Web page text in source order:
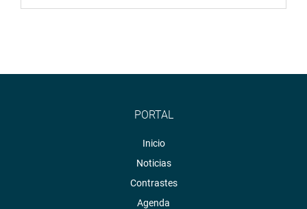
PORTAL
Inicio
Noticias
Contrastes
Agenda